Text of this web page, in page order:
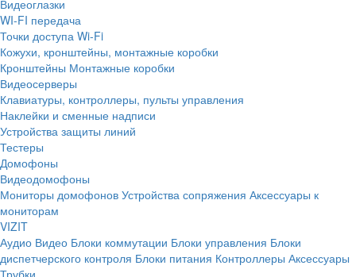
Видеоглазки
WI-FI передача
Точки доступа Wi-Fi
Кожухи, кронштейны, монтажные коробки
Кронштейны Монтажные коробки
Видеосерверы
Клавиатуры, контроллеры, пульты управления
Наклейки и сменные надписи
Устройства защиты линий
Тестеры
Домофоны
Видеодомофоны
Мониторы домофонов Устройства сопряжения Аксессуары к
мониторам
VIZIT
Аудио Видео Блоки коммутации Блоки управления Блоки
диспетчерского контроля Блоки питания Контроллеры Аксессуары